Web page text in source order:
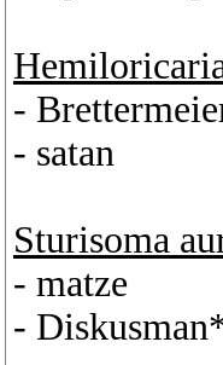
-
- satan
Sturisoma
- matze
-